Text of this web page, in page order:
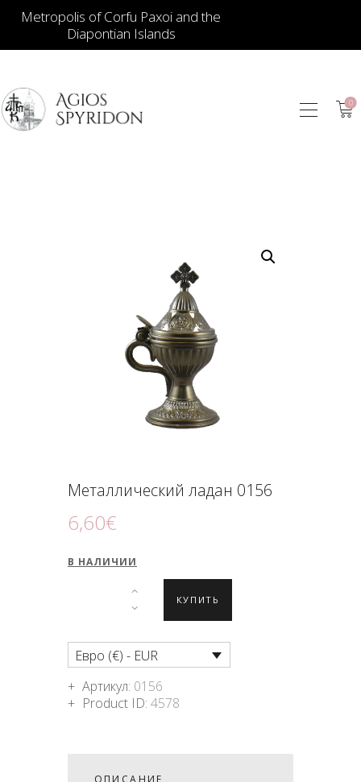
Metropolis of Corfu Paxoi and the
Diapontian Islands
0
СУВЕНИРЫ ДЛЯ
ПОДНОШЕНИЯ
Металлический ладан 0156
6,60€
В НАЛИЧИИ
КУПИТЬ
Евро (€) - EUR
Артикул: 0156
Product ID:4578